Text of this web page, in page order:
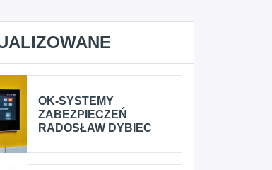
OK-SYSTEMY
ZABEZPIECZEŃ
RADOSŁAW DYBIEC